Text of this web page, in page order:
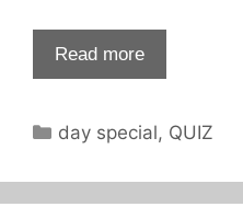
Read more
Categories
day special, QUIZ